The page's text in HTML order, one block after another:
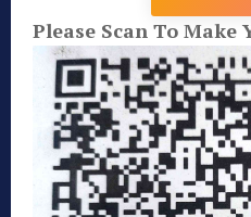
Please Scan To